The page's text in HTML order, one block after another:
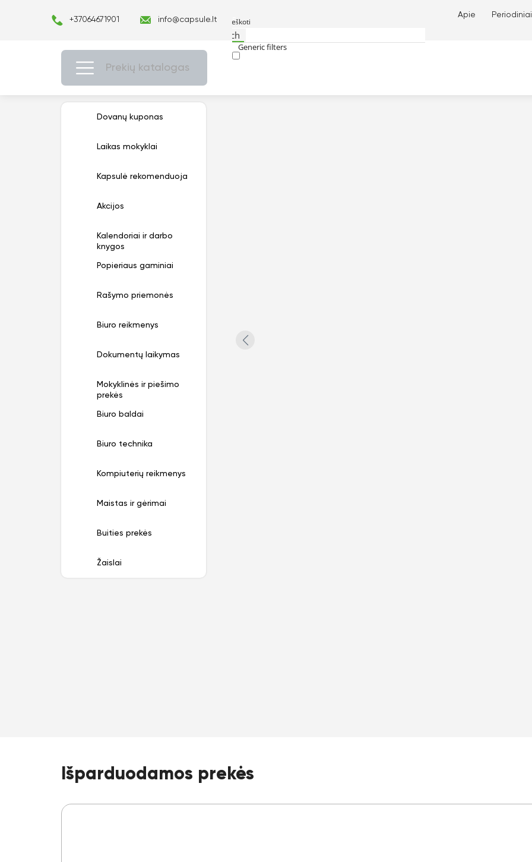
+37064671901 info@capsule.lt
Search
Generic filters
Apie
Prekių katalogas
Dovanų kuponas
Laikas mokyklai
Kapsulė rekomenduoja
Akcijos
Kalendoriai ir darbo
knygos
Popieriaus gaminiai
Rašymo priemonės
Biuro reikmenys
Dokumentų laikymas
Mokyklinės ir piešimo
prekės
Biuro baldai
Biuro technika
Kompiuterių reikmenys
Maistas ir gėrimai
Buities prekės
Žaislai
Išparduodamos prekės